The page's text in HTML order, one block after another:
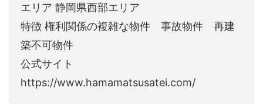
エリア 静岡県西部エリア
特徴 権利関係の複雑な物件 事故物件 再建
築不可物件
公式サイト
https://www.hamamatsusatei.com/